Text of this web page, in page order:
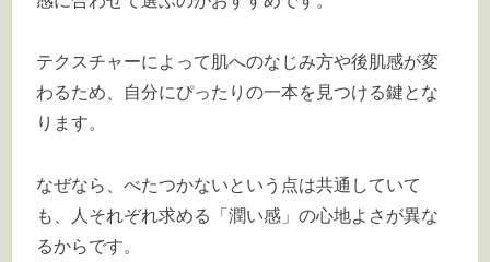
テクスチャーによって肌へのなじみ方や後肌感が変
わるため、自分にぴったりの一本を見つける鍵とな
ります。
なぜなら、べたつかないという点は共通していて
も、人それぞれ求める「潤い感」の心地よさが異な
るからです。